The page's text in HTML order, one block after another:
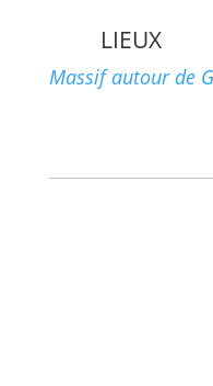
LIEUX
Massif autour de